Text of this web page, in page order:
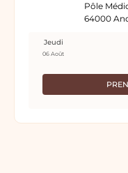
Pôle
64000
Jeudi
06 Août